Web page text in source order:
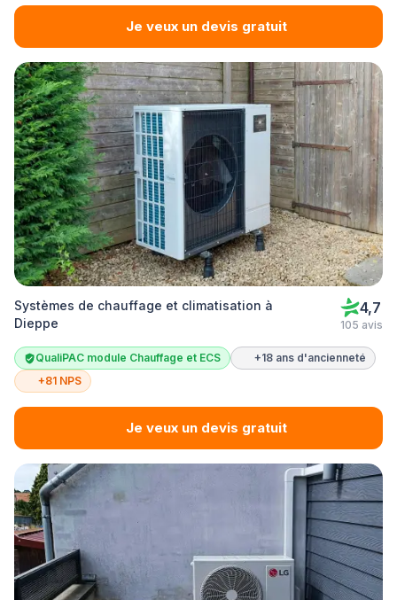
Je veux un devis gratuit
Systèmes de chauffage et climatisation à
Dieppe
4,7
105 avis
QualiPAC module Chauffage et ECS
+18 ans d'ancienneté
+81 NPS
Je veux un devis gratuit